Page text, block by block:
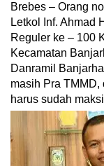
Brebes – Orang
Letkol Inf. Ahmad
Reguler ke – 100
Kecamatan
Danramil
masih Pra
harus sudah